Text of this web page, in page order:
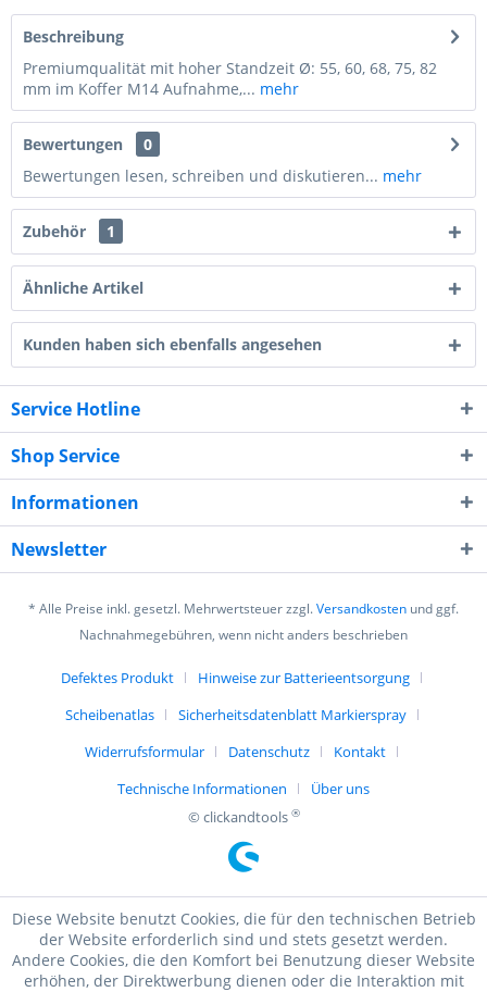
Beschreibung
Premiumqualität mit hoher Standzeit Ø: 55, 60, 68, 75, 82
mm im Koffer M14 Aufnahme,... mehr
Bewertungen
0
Bewertungen lesen, schreiben und diskutieren... mehr
Zubehör 1
Ähnliche Artikel
Kunden haben sich ebenfalls angesehen
Service Hotline
Shop Service
Informationen
Newsletter
* Alle Preise inkl. gesetzl. Mehrwertsteuer zzgl.Versandkosten und ggf.
Nachnahmegebühren, wenn nicht anders beschrieben
Defektes Produkt
Hinweise zur Batterieentsorgung
Scheibenatlas
Sicherheitsdatenblatt Markierspray
Widerrufsformular
Datenschutz
Kontakt
Technische Informationen
Über uns
© clickandtools ®
Diese Website benutzt Cookies, die für den technischen Betrieb
der Website erforderlich sind und stets gesetzt werden.
Andere Cookies, die den Komfort bei Benutzung dieser Website
erhöhen, der Direktwerbung dienen oder die Interaktion mit